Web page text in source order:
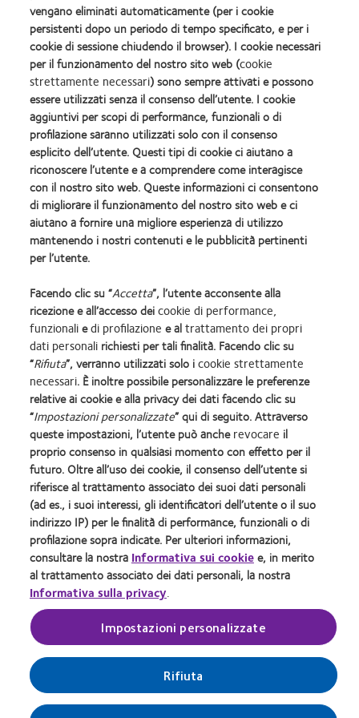
I nostri prodotti
Contattaci
Cookie policy
Politica sui commenti
Politica sulla privacy
Consumer site
Gestisci preferenze di consenso
Accedi
Italia (Italy)
COOPERVISION ITALIA Srl - Società Uninominale
Sede Legale: Via Carducci 26, 20123 Milano Codice Fiscale e Numero
di iscrizione 10653750157 del Registro delle Imprese di Milano
R.E.A. Ml 1392359 - Capitale Sociale € 1.891.569,00 int. vers. - P.IVA
10653750157
Società soggetta all'altrui attività di direzione e coordinamento ex art.
2497-bis c.c.
Sito autorizzato con Aut. Min. 11/01/2024;
Le lenti a contatto CooperVision®sono dispositivi medici CE0123.
Leggere attentamente le avvertenze e le istruzioni d’uso. Accertare
l’assenza di controindicazioni dal medico oculista
In ottemperanza alle linee guida emanate dal Ministero della Salute le immagini e i testi
pubblicati in questa sezione del sito internet sono stati preventivamente autorizzati dal
Ministero della salute stesso.
È vietata la riproduzione, copia e/o pubblicazione di immagini e testi contenuti in questa
sezione del sito. Ogni uso illegittimo sarà perseguito a norma di legge.
© 2026 CooperVision
|
Parte diCooperCompanies
vengano eliminati automaticamente (per i cookie
persistenti dopo un periodo di tempo specificato, e per i
cookie di sessione chiudendo il browser). I cookie necessari
per il funzionamento del nostro sito web (cookie
strettamente necessari) sono sempre attivati e possono
essere utilizzati senza il consenso dell’utente. I cookie
aggiuntivi per scopi di performance, funzionali o di
profilazione saranno utilizzati solo con il consenso
esplicito dell’utente. Questi tipi di cookie ci aiutano a
riconoscere l’utente e a comprendere come interagisce
con il nostro sito web. Queste informazioni ci consentono
di migliorare il funzionamento del nostro sito web e ci
aiutano a fornire una migliore esperienza di utilizzo
mantenendo i nostri contenuti e le pubblicità pertinenti
per l’utente.
Facendo clic su “Accetta”, l’utente acconsente alla
ricezione e all’accesso deicookie di performance,
funzionaliedi profilazione e altrattamento dei propri
dati personalirichiesti per tali finalità. Facendo clic su
“Rifiuta”, verranno utilizzati solo icookie strettamente
necessari. È inoltre possibile personalizzare le preferenze
relative ai cookie e alla privacy dei dati facendo clic su
“Impostazioni personalizzate” qui di seguito. Attraverso
queste impostazioni, l’utente può ancherevocare il
proprio consenso in qualsiasi momento con effetto per il
futuro. Oltre all’uso dei cookie, il consenso dell’utente si
riferisce al trattamento associato dei suoi dati personali
(ad es., i suoi interessi, gli identificatori dell’utente o il suo
indirizzo IP) per le finalità di performance, funzionali o di
profilazione sopra indicate. Per ulteriori informazioni,
consultare la nostra Informativa sui cookiee, in merito
al trattamento associato dei dati personali, la nostra
Informativa sulla privacy.
Impostazioni personalizzate
Rifiuta